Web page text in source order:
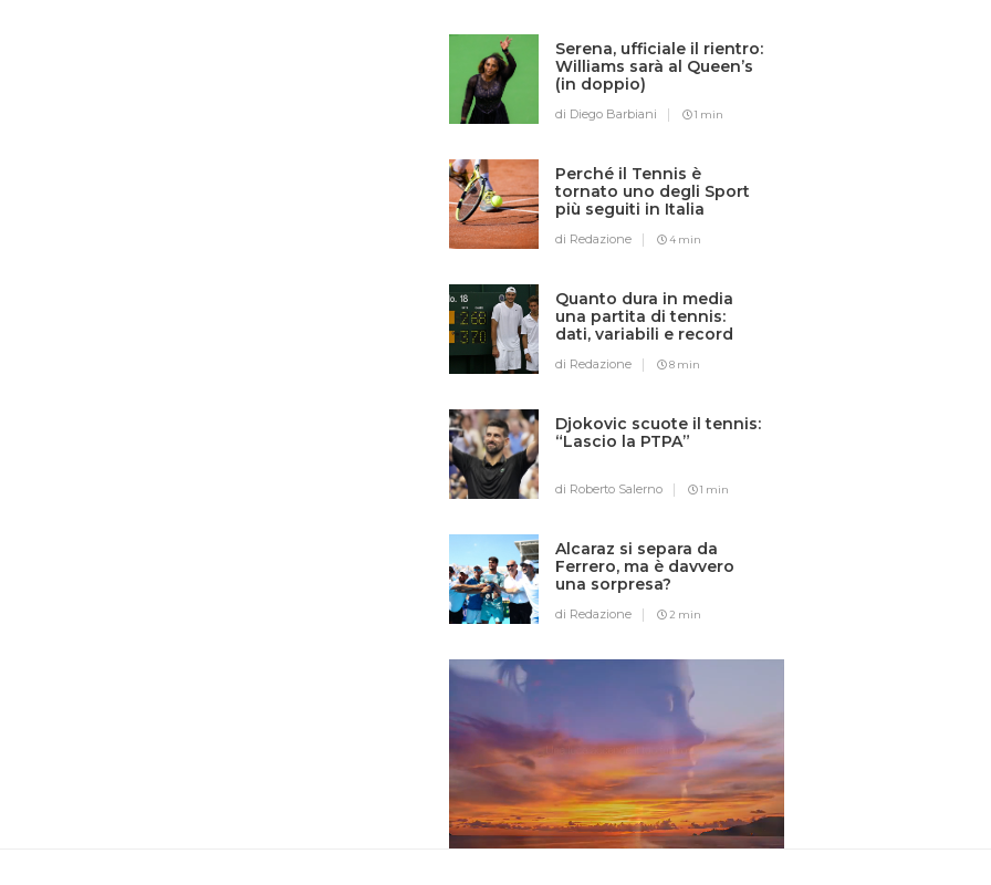
Serena, ufficiale il rientro:
Williams sarà al Queen’s
(in doppio)
di Diego Barbiani 1 min
Perché il Tennis è
tornato uno degli Sport
più seguiti in Italia
di Redazione 4 min
Quanto dura in media
una partita di tennis:
dati, variabili e record
di Redazione 8 min
Djokovic scuote il tennis:
“Lascio la PTPA”
di Roberto Salerno 1 min
Alcaraz si separa da
Ferrero, ma è davvero
una sorpresa?
di Redazione 2 min